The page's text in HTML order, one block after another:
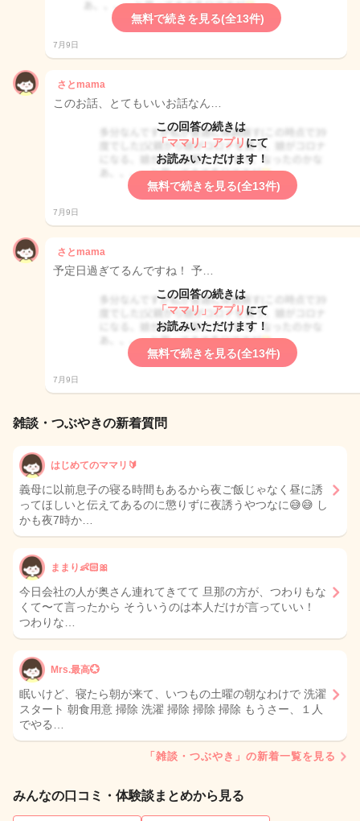
無料で続きを見る(全13件)
7月9日
さとmama
このお話、とてもいいお話なん…
この回答の続きは
「ママリ」アプリ にて
お読みいただけます！
無料で続きを見る(全13件)
7月9日
さとmama
予定日過ぎてるんですね！ 予…
この回答の続きは
「ママリ」アプリ にて
お読みいただけます！
無料で続きを見る(全13件)
7月9日
雑談・つぶやきの新着質問
はじめてのママリ🔰
義母に以前息子の寝る時間もあるから夜ご飯じゃなく昼に誘
ってほしいと伝えてあるのに懲りずに夜誘うやつなに😅😅 し
かも夜7時か…
ままり👶🏻🎀
今日会社の人が奥さん連れてきてて 旦那の方が、つわりもな
くて〜て言ったから そういうのは本人だけが言っていい！
つわりな…
Mrs.最高💮
眠いけど、寝たら朝が来て、いつもの土曜の朝なわけで 洗濯
スタート 朝食用意 掃除 洗濯 掃除 掃除 掃除 もうさー、１人
でやる…
「雑談・つぶやき」の新着一覧を見る
みんなの口コミ・体験談まとめから見る